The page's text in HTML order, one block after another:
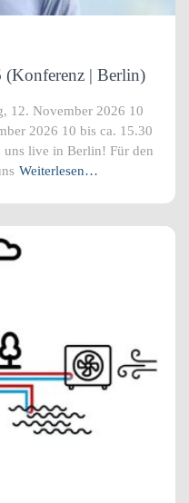
| Berlin)
12. November 2026 10
2026 10 bis ca. 15.30
live in Berlin! Für den
Weiterlesen…